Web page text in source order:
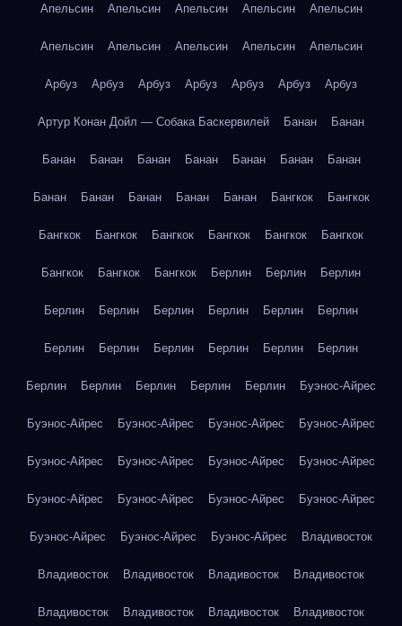
Апельсин Апельсин Апельсин Апельсин Апельсин
Апельсин Апельсин Апельсин Апельсин Апельсин
Арбуз Арбуз Арбуз Арбуз Арбуз Арбуз Арбуз
Артур Конан Дойл — Собака Баскервилей Банан Банан
Банан Банан Банан Банан Банан Банан Банан
Банан Банан Банан Банан Банан Бангкок Бангкок
Бангкок Бангкок Бангкок Бангкок Бангкок Бангкок
Бангкок Бангкок Бангкок Берлин Берлин Берлин
Берлин Берлин Берлин Берлин Берлин Берлин
Берлин Берлин Берлин Берлин Берлин Берлин
Берлин Берлин Берлин Берлин Берлин Буэнос-Айрес
Буэнос-Айрес Буэнос-Айрес Буэнос-Айрес Буэнос-Айрес
Буэнос-Айрес Буэнос-Айрес Буэнос-Айрес Буэнос-Айрес
Буэнос-Айрес Буэнос-Айрес Буэнос-Айрес Буэнос-Айрес
Буэнос-Айрес Буэнос-Айрес Буэнос-Айрес Владивосток
Владивосток Владивосток Владивосток Владивосток
Владивосток Владивосток Владивосток Владивосток